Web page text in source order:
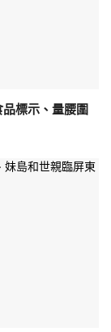
標示、量腰圍